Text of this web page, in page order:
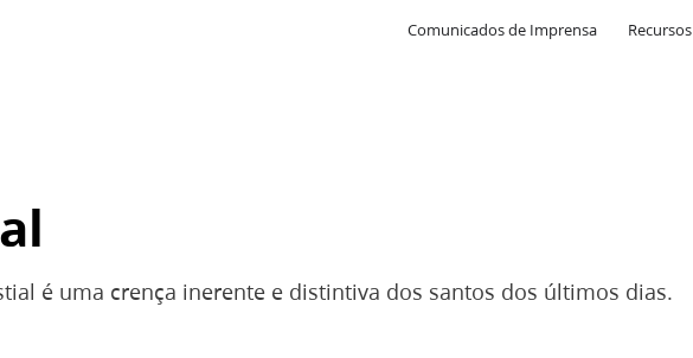
Comunicados de Imprensa Recursos
é uma crença inerente e distintiva dos santos dos últimos dias.